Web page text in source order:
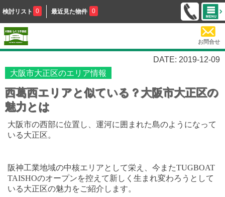
検討リスト 0 最近見た物件 0
お問合せ
DATE: 2019-12-09
大阪市大正区のエリア情報
西葛西エリアと似ている？大阪市大正区の
魅力とは
大阪市の西部に位置し、運河に囲まれた島のようになって
いる大正区。
阪神工業地域の中核エリアとして栄え、今またTUGBOAT
TAISHOのオープンを控えて新しく生まれ変わろうとして
いる大正区の魅力をご紹介します。